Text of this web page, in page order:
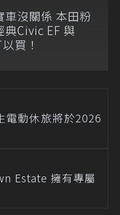
車沒關係 本田粉
典Civic EF 與
買！
動休旅將於2026
Estate 擁有專屬